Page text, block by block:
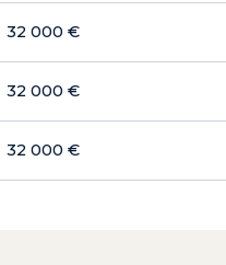
32 000 €
32 000 €
32 000 €